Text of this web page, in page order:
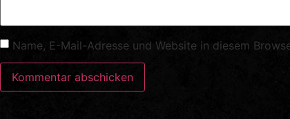
Name, E-Mail-Adresse und Website in diesem